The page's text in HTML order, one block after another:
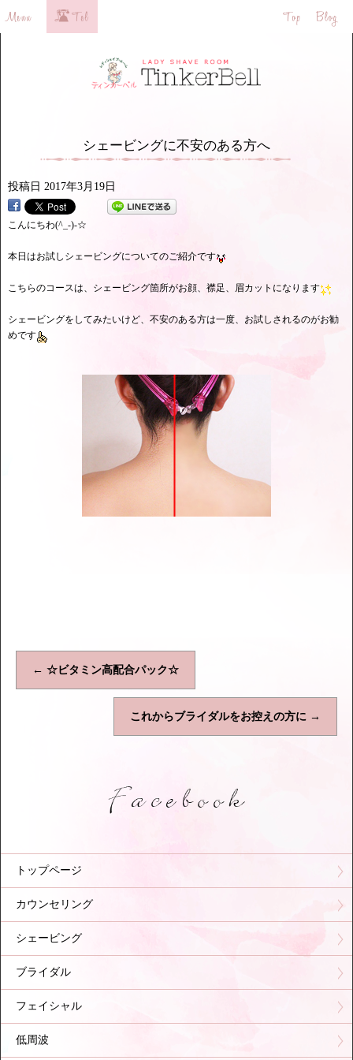
シェービングに不安のある方へ
投稿日 2017年3月19日
こんにちわ(^_-)-☆
本日はお試しシェービングについてのご紹介です
こちらのコースは、シェービング箇所がお顔、襟足、眉カットになります
シェービングをしてみたいけど、不安のある方は一度、お試しされるのがお勧
めです
← ☆ビタミン高配合パック☆
これからブライダルをお控えの方に →
トップページ
カウンセリング
シェービング
ブライダル
フェイシャル
低周波